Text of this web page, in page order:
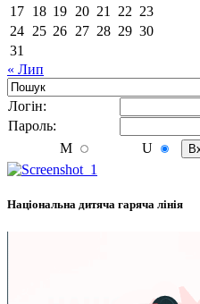
17 18 19 20 21 22 23
24 25 26 27 28 29 30
31
« Лип
Логiн:
Пароль:
M
U
Національна дитяча гаряча лінія